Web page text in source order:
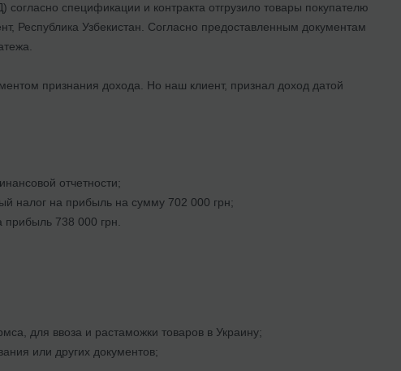
спецификации и контракта отгрузило товары покупателю
Республика Узбекистан. Согласно предоставленным документам
признания дохода. Но наш клиент, признал доход датой
отчетности;
налог на прибыль на сумму 702 000 грн;
738 000 грн.
для ввоза и растаможки товаров в Украину;
или других документов;